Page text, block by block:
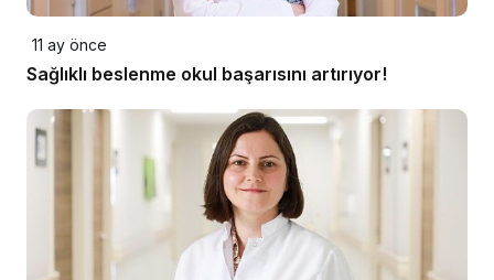
11 ay önce
Sağlıklı beslenme okul başarısını artırıyor!